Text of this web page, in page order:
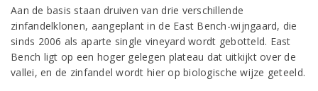
Aan de basis staan druiven van drie verschillende
zinfandelklonen, aangeplant in de East Bench-wijngaard, die
sinds 2006 als aparte single vineyard wordt gebotteld. East
Bench ligt op een hoger gelegen plateau dat uitkijkt over de
vallei, en de zinfandel wordt hier op biologische wijze geteeld.